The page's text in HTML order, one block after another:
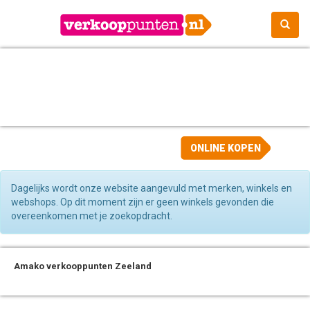
ONLINE KOPEN
Dagelijks wordt onze website aangevuld met merken, winkels en
webshops. Op dit moment zijn er geen winkels gevonden die
overeenkomen met je zoekopdracht.
Amako verkooppunten Zeeland